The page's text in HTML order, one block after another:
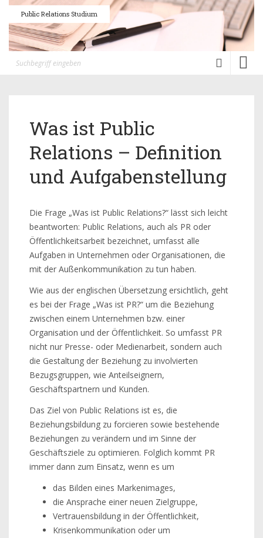
Public Relations Studium
Was ist Public
Relations – Definition
und Aufgabenstellung
Die Frage „Was ist Public Relations?“ lässt sich leicht
beantworten: Public Relations, auch als PR oder
Öffentlichkeitsarbeit bezeichnet, umfasst alle
Aufgaben in Unternehmen oder Organisationen, die
mit der Außenkommunikation zu tun haben.
Wie aus der englischen Übersetzung ersichtlich, geht
es bei der Frage „Was ist PR?“ um die Beziehung
zwischen einem Unternehmen bzw. einer
Organisation und der Öffentlichkeit. So umfasst PR
nicht nur Presse- oder Medienarbeit, sondern auch
die Gestaltung der Beziehung zu involvierten
Bezugsgruppen, wie Anteilseignern,
Geschäftspartnern und Kunden.
Das Ziel von Public Relations ist es, die
Beziehungsbildung zu forcieren sowie bestehende
Beziehungen zu verändern und im Sinne der
Geschäftsziele zu optimieren. Folglich kommt PR
immer dann zum Einsatz, wenn es um
das Bilden eines Markenimages,
die Ansprache einer neuen Zielgruppe,
Vertrauensbildung in der Öffentlichkeit,
Krisenkommunikation oder um